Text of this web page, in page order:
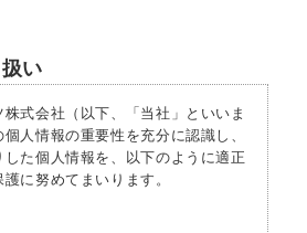
い
式会社（以下、「当社」といいま
人情報の重要性を充分に認識し、
た個人情報を、以下のように適正
に努めてまいります。